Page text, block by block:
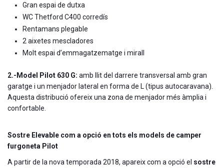
Gran espai de dutxa
WC Thetford C400 corredís
Rentamans plegable
2 aixetes mescladores
Molt espai d’emmagatzematge i mirall
2.-Model Pilot 630 G: amb llit del darrere transversal amb gran
garatge i un menjador lateral en forma de L (tipus autocaravana).
Aquesta distribució ofereix una zona de menjador més àmplia i
confortable.
Sostre Elevable com a opció en tots els models de camper
furgoneta Pilot
A partir de la nova temporada 2018, apareix com a opció el sostre